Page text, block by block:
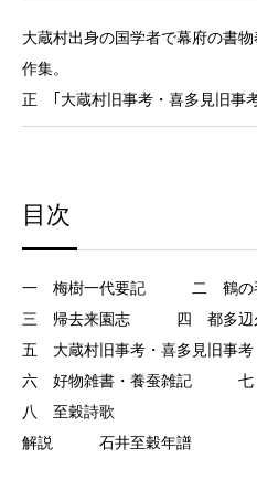
大蔵村出身の国学者で幕府の書
作集。
正 ｢大蔵村旧事考・喜多見旧事考
目次
一 梅樹一代要記 二 鶴の
三 帰去来園志 四 都多辺
五 大蔵村旧事考・喜多見旧事考
六 好物雑書・養蚕雑記 七
八 至穀詩歌
解説 石井至穀年譜